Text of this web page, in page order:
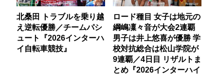
北桑田 トラブルを乗り越
え逆転優勝／チームパシ
ュート『2026インターハ
イ自転車競技』
ロード種目 女子は地元の
綱嶋凜々音が大会2連覇
男子は井上悠喜が優勝 学
校対抗総合は松山学院が
9連覇／4日目 リザルトま
とめ『2026インターハイ